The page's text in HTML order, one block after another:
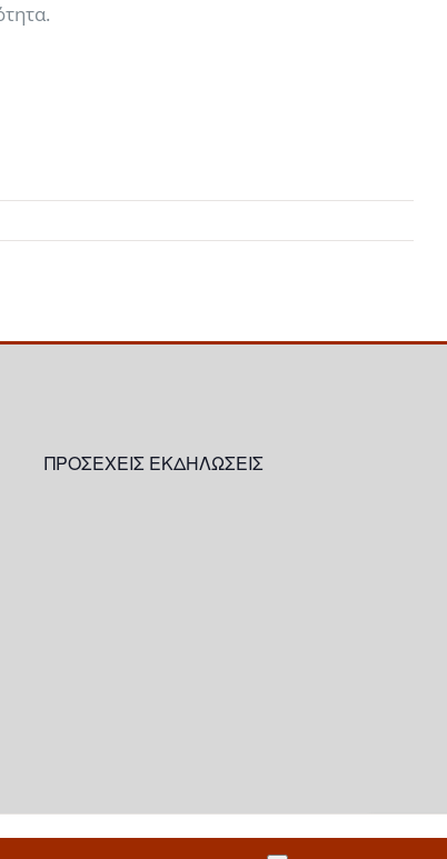
ΠΡΟΣΕΧΕΙΣ ΕΚΔΗΛΩΣΕΙΣ